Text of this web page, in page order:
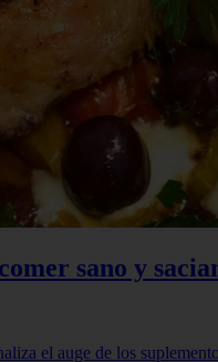
sano y